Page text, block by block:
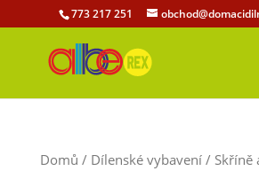
773 217 251
Domů / Dílenské vybavení/ Skříně